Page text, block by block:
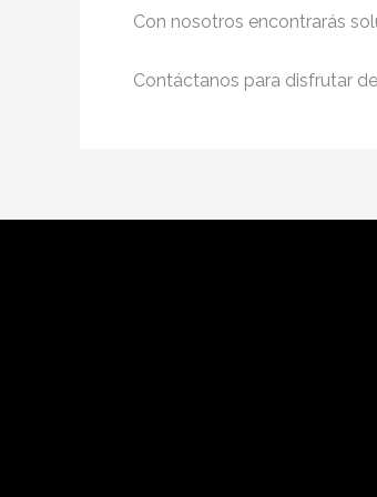
Con nosotros encontrarás
Contáctanos para disfrutar